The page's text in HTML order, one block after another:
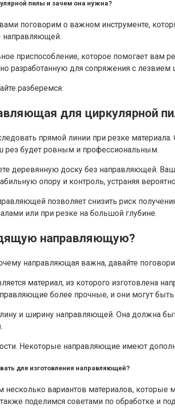
пилы и зачем она нужна?
поговорим о важном инструменте,
направляющей.
приспособление, которое помогает вам
разработанную для сопряжения с лезвием
разберемся.
для циркулярной
прямой линии при резке
рез будет ровным и профессиональным.
деревянную доску без направляющей.
опору и контроль, устраняя
позволяет снизить риск
или при резке на большой глубине.
направляющую?
направляющая важна, давайте
материал, из которого изготовлена
более прочные, и они могут
и ширину направляющей. Она должна
Некоторые направляющие имеют
для изготовления направляющей?
несколько вариантов материалов,
поделимся советами по обработке и